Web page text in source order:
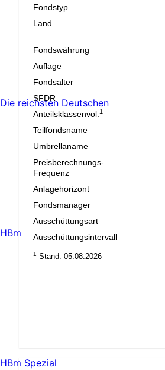
Fondstyp
Land
Fondswährung
Auflage
Fondsalter
SFDR
Anteilsklassenvol.1
Teilfondsname
Umbrellaname
Preisberechnungs-
Frequenz
Anlagehorizont
Fondsmanager
Ausschüttungsart
Ausschüttungsintervall
1 Stand: 05.08.2026
Die reichsten Deutschen
HBm
HBm Spezial